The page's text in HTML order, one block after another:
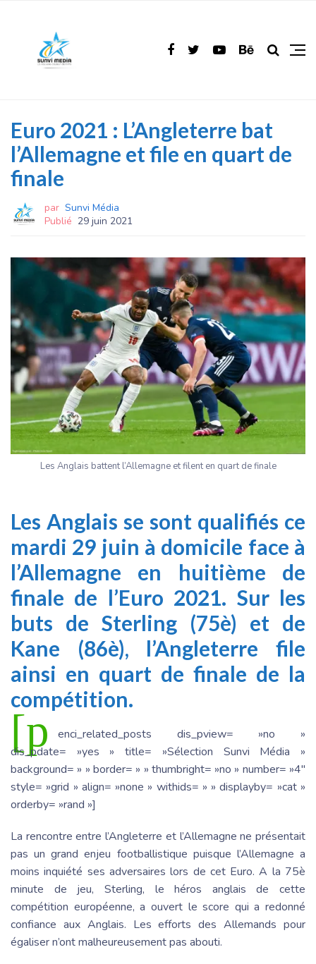
Euro 2021 : L’Angleterre bat
l’Allemagne et file en quart de
finale
par Sunvi Média
Publié 29 juin 2021
Les Anglais battent l’Allemagne et filent en quart de finale
Les Anglais se sont qualifiés ce
mardi 29 juin à domicile face à
l’Allemagne en huitième de
finale de l’Euro 2021. Sur les
buts de Sterling (75è) et de
Kane (86è), l’Angleterre file
ainsi en quart de finale de la
compétition.
[p
enci_related_posts dis_pview= »no »
dis_pdate= »yes » title= »Sélection Sunvi Média »
background= » » border= » » thumbright= »no » number= »4″
style= »grid » align= »none » withids= » » displayby= »cat »
orderby= »rand »]
La rencontre entre l’Angleterre et l’Allemagne ne présentait
pas un grand enjeu footballistique puisque l’Allemagne a
moins inquiété ses adversaires lors de cet Euro. A la 75è
minute de jeu, Sterling, le héros anglais de cette
compétition européenne, a ouvert le score qui a redonné
confiance aux Anglais. Les efforts des Allemands pour
égaliser n’ont malheureusement pas abouti.